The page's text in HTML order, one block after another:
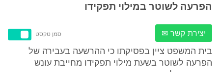
הפרעה לשוטר במילוי תפקידו
יצירת קשר ✉ סמן טקסט
בית המשפט ציין בפסיקתו כי ההרשעה בעבירה של
הפרעה לשוטר בשעת מילוי תפקידו מחייבת עונש